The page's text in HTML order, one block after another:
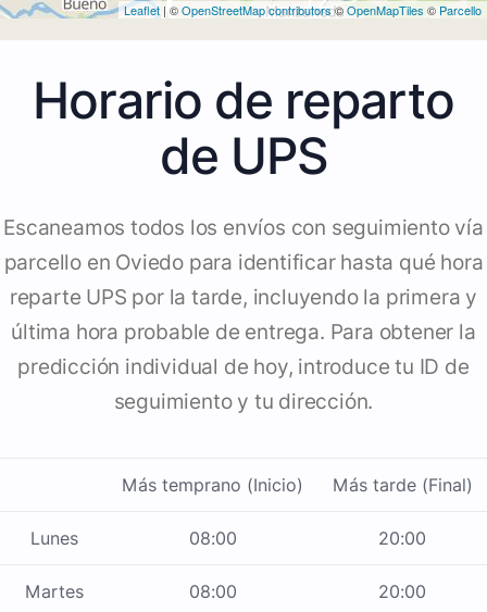
Leaflet | ©OpenStreetMap contributors©OpenMapTiles © Parcello
Horario de reparto
de UPS
Escaneamos todos los envíos con seguimiento vía
parcello en Oviedo para identificar hasta qué hora
reparte UPS por la tarde, incluyendo la primera y
última hora probable de entrega. Para obtener la
predicción individual de hoy, introduce tu ID de
seguimiento y tu dirección.
Más temprano (Inicio) Más tarde (Final)
Lunes 08:00 20:00
Martes 08:00 20:00